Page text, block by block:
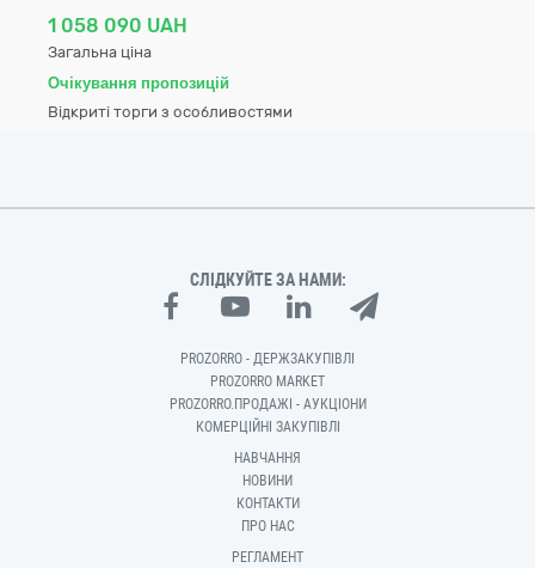
1 058 090 UAH
Загальна ціна
Очікування пропозицій
Відкриті торги з особливостями
СЛІДКУЙТЕ ЗА НАМИ:
PROZORRO - ДЕРЖЗАКУПІВЛІ
PROZORRO MARKET
PROZORRO.ПРОДАЖІ - АУКЦІОНИ
КОМЕРЦІЙНІ ЗАКУПІВЛІ
НАВЧАННЯ
НОВИНИ
КОНТАКТИ
ПРО НАС
РЕГЛАМЕНТ